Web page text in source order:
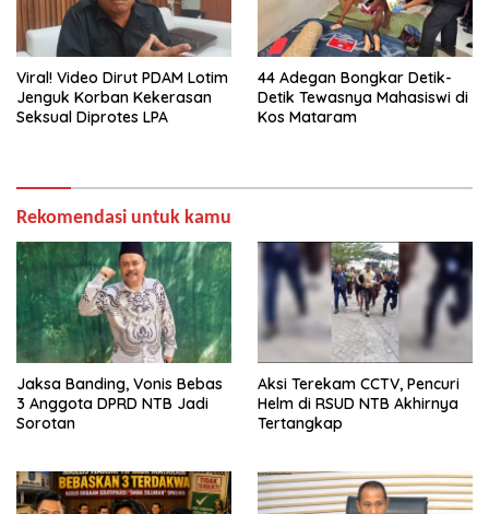
Viral! Video Dirut PDAM Lotim
Jenguk Korban Kekerasan
Seksual Diprotes LPA
44 Adegan Bongkar Detik-
Detik Tewasnya Mahasiswi di
Kos Mataram
Rekomendasi untuk kamu
Jaksa Banding, Vonis Bebas
3 Anggota DPRD NTB Jadi
Sorotan
Aksi Terekam CCTV, Pencuri
Helm di RSUD NTB Akhirnya
Tertangkap